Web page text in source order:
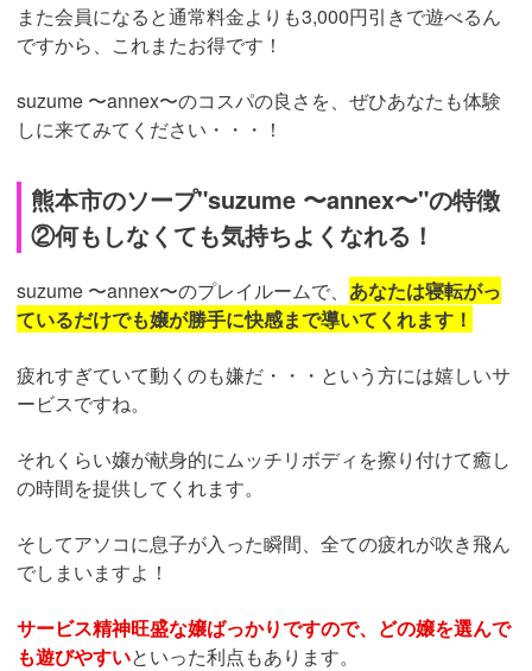
また会員になると通常料金よりも3,000円引きで遊べるん
ですから、これまたお得です！
suzume 〜annex〜のコスパの良さを、ぜひあなたも体験
しに来てみてください・・・！
熊本市のソープ"suzume 〜annex〜"の特徴
②何もしなくても気持ちよくなれる！
suzume 〜annex〜のプレイルームで、 あなたは寝転がっ
ているだけでも嬢が勝手に快感まで導いてくれます！
疲れすぎていて動くのも嫌だ・・・という方には嬉しいサ
ービスですね。
それくらい嬢が献身的にムッチリボディを擦り付けて癒し
の時間を提供してくれます。
そしてアソコに息子が入った瞬間、全ての疲れが吹き飛ん
でしまいますよ！
サービス精神旺盛な嬢ばっかりですので、どの嬢を選んで
も遊びやすいといった利点もあります。